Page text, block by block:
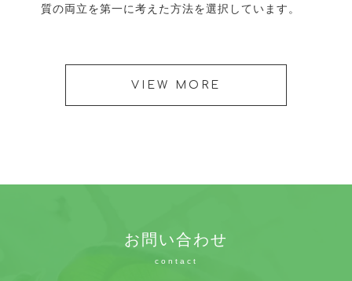
質の両立を第一に考えた方法を選択しています。
VIEW MORE
お問い合わせ
contact